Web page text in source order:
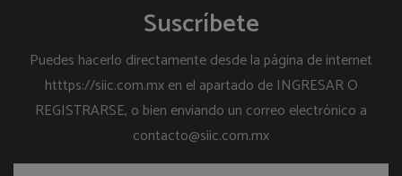
Suscríbete
Puedes hacerlo directamente desde la página de internet
htttps://siic.com.mx en el apartado de INGRESAR O
REGISTRARSE, o bien enviando un correo electrónico a
contacto@siic.com.mx